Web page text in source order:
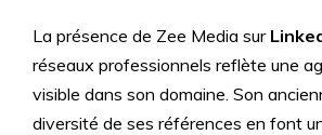
La présence de Zee Media sur
réseaux professionnels reflète une
visible dans son domaine. Son
diversité de ses références en font